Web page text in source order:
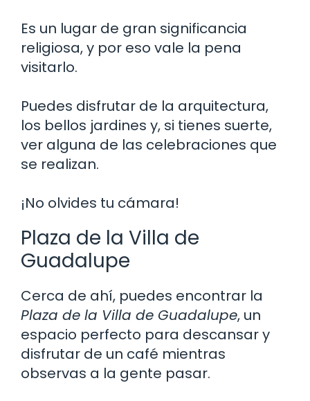
Es un lugar de gran significancia
religiosa, y por eso vale la pena
visitarlo.
Puedes disfrutar de la arquitectura,
los bellos jardines y, si tienes suerte,
ver alguna de las celebraciones que
se realizan.
¡No olvides tu cámara!
Plaza de la Villa de
Guadalupe
Cerca de ahí, puedes encontrar la
Plaza de la Villa de Guadalupe, un
espacio perfecto para descansar y
disfrutar de un café mientras
observas a la gente pasar.